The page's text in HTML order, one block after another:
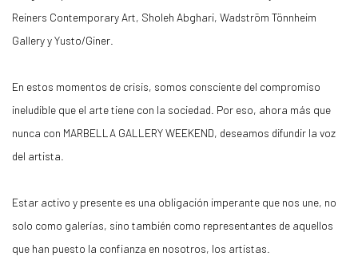
Reiners Contemporary Art, Sholeh Abghari, Wadström Tönnheim
Gallery y Yusto/Giner.
En estos momentos de crisis, somos consciente del compromiso
ineludible que el arte tiene con la sociedad. Por eso, ahora más que
nunca con MARBELLA GALLERY WEEKEND, deseamos difundir la voz
del artista.
Estar activo y presente es una obligación imperante que nos une, no
solo como galerías, sino también como representantes de aquellos
que han puesto la confianza en nosotros, los artistas.